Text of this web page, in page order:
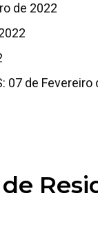
de 2022
07 de Fevereiro